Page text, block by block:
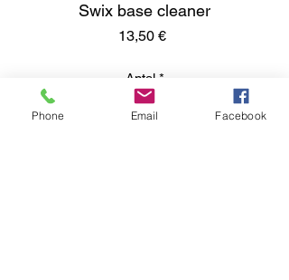
Swix base cleaner
13,50 €Pris
Antal *
Phone Email Facebook